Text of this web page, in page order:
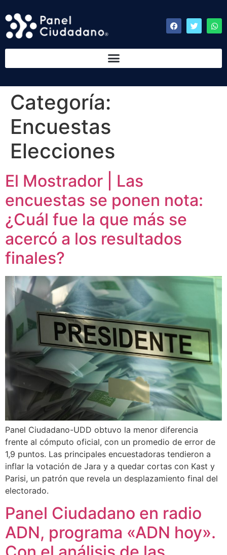
Categoría:
Encuestas
Elecciones
El Mostrador | Las
encuestas se ponen nota:
¿Cuál fue la que más se
acercó a los resultados
finales?
Panel Ciudadano-UDD obtuvo la menor diferencia
frente al cómputo oficial, con un promedio de error de
1,9 puntos. Las principales encuestadoras tendieron a
inflar la votación de Jara y a quedar cortas con Kast y
Parisi, un patrón que revela un desplazamiento final del
electorado.
Panel Ciudadano en radio
ADN, programa «ADN hoy».